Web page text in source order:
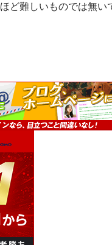
ど難しいものでは無い